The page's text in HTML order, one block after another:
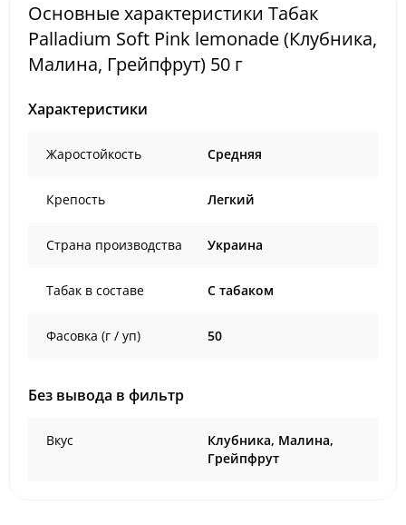
Основные характеристики Табак
Palladium Soft Pink lemonade (Клубника,
Малина, Грейпфрут) 50 г
Характеристики
Жаростойкость Средняя
Крепость Легкий
Страна производства Украина
Табак в составе C табаком
Фасовка (г / уп) 50
Без вывода в фильтр
Вкус
Клубника, Малина,
Грейпфрут